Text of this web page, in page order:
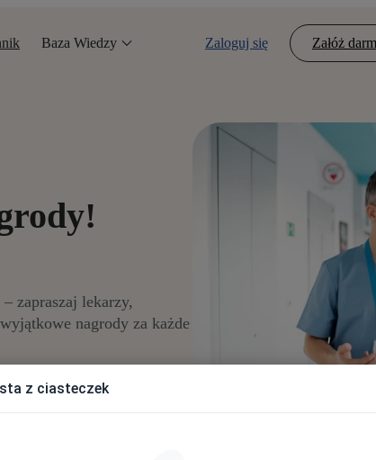
Baza Wiedzy Zaloguj się Załóż
zapraszaj lekarzy,
nagrody za każde
z ciasteczek